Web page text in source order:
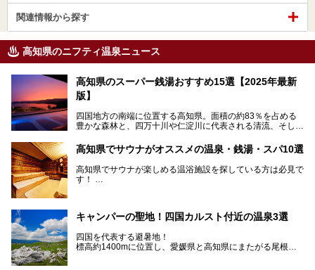
関連情報から探す
高知県のニフティ温泉ニュース
高知県のスーパー銭湯おすすめ15選【2025年最新
版】
四国地方の南端に位置する高知県。面積の約83％を占める
豊かな森林と、四万十川や仁淀川に代表される清流、そして
魅力がぎゅっと詰まった県です。
高知県はまた、カツオのたたきをはじめとする海産物や清流
で育つ川魚、大皿にごちそうがどっさり盛られた皿鉢料理、
柚子などの柑橘類、地酒といったグルメが充実していること
でも知られます。ここでは、温泉とあわせて自然の景観やグ
高知県でサウナがオススメの温泉・銭湯・スパ10選
高知県でサウナが楽しめる温浴施設を探している方は必見で
す！
ぜひこれを読んで高知のサウナ探しの参考してくださいね！
キャンパーの聖地！四国カルスト付近の温泉3選
四国を代表する避暑地！
標高約1400mに位置し、愛媛県と高知県にまたがる尾根沿